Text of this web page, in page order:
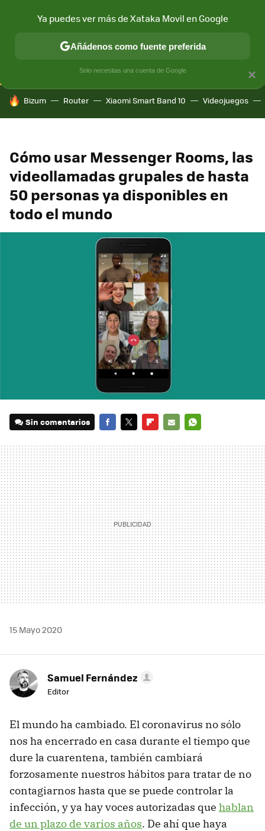
CONECTIVIDAD MÓVIL Y SOCIEDAD APLICACIONES
HOY SE HABLA DE
Bizum Router Xiaomi Smart Band 10 Videojuegos
Cómo usar Messenger Rooms, las
videollamadas grupales de hasta
50 personas ya disponibles en
todo el mundo
Sin comentarios
MAIL
15 Mayo 2020
Samuel Fernández
Editor
El mundo ha cambiado. El coronavirus no sólo
nos ha encerrado en casa durante el tiempo que
dure la cuarentena, también cambiará
forzosamente nuestros hábitos para tratar de no
contagiarnos hasta que se puede controlar la
infección, y ya hay voces autorizadas que hablan
de un plazo de varios años. De ahí que haya
×
Ya puedes ver más de Xataka Movil en Google
Añádenos como fuente preferida
Solo necesitas una cuenta de Google